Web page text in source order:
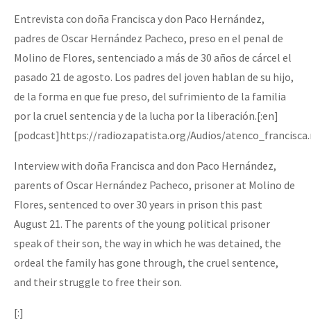
Entrevista con doña Francisca y don Paco Hernández,
padres de Oscar Hernández Pacheco, preso en el penal de
Molino de Flores, sentenciado a más de 30 años de cárcel el
pasado 21 de agosto. Los padres del joven hablan de su hijo,
de la forma en que fue preso, del sufrimiento de la familia
por la cruel sentencia y de la lucha por la liberación.[:en]
[podcast]https://radiozapatista.org/Audios/
Interview with doña Francisca and don Paco Hernández,
parents of Oscar Hernández Pacheco, prisoner at Molino de
Flores, sentenced to over 30 years in prison this past
August 21. The parents of the young political prisoner
speak of their son, the way in which he was detained, the
ordeal the family has gone through, the cruel sentence,
and their struggle to free their son.
[:]